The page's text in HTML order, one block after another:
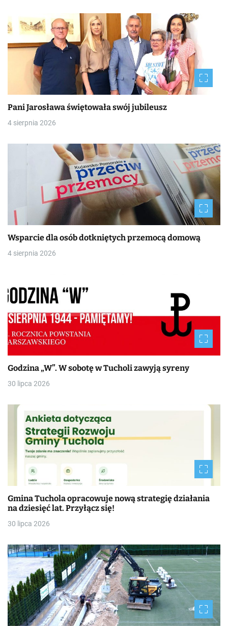
Pani Jarosława świętowała swój jubileusz
4 sierpnia 2026
Wsparcie dla osób dotkniętych przemocą domową
4 sierpnia 2026
Godzina „W”. W sobotę w Tucholi zawyją syreny
30 lipca 2026
Gmina Tuchola opracowuje nową strategię działania
na dziesięć lat. Przyłącz się!
30 lipca 2026